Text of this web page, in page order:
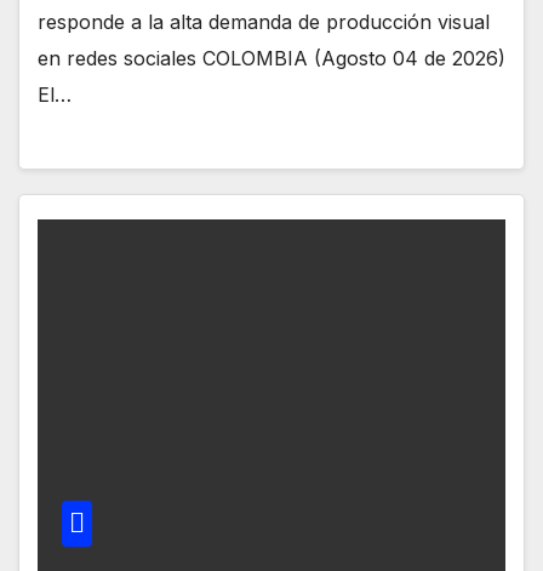
responde a la alta demanda de producción visual
en redes sociales COLOMBIA (Agosto 04 de 2026)
El…